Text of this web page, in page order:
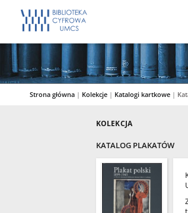
Strona główna | Kolekcje | Katalogi kartkowe |
KOLEKCJA
KATALOG PLAKATÓW